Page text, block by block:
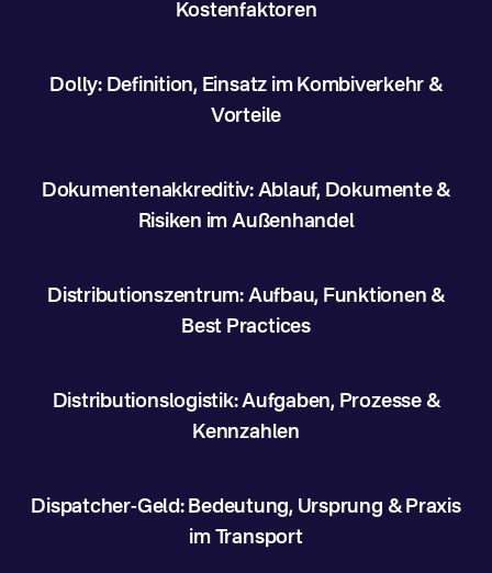
Kostenfaktoren
Dolly: Definition, Einsatz im Kombiverkehr &
Vorteile
Dokumentenakkreditiv: Ablauf, Dokumente &
Risiken im Außenhandel
Distributionszentrum: Aufbau, Funktionen &
Best Practices
Distributionslogistik: Aufgaben, Prozesse &
Kennzahlen
Dispatcher-Geld: Bedeutung, Ursprung & Praxis
im Transport